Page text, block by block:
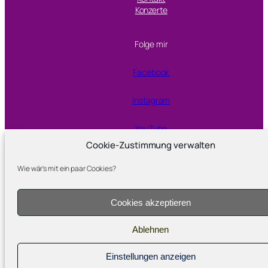
Cookie-Zustimmung verwalten
Wie wär's mit ein paar Cookies?
Cookies akzeptieren
Ablehnen
Einstellungen anzeigen
Konzerte
Folge mir
Facebook
Instagram
YouTube
Proudly powered by